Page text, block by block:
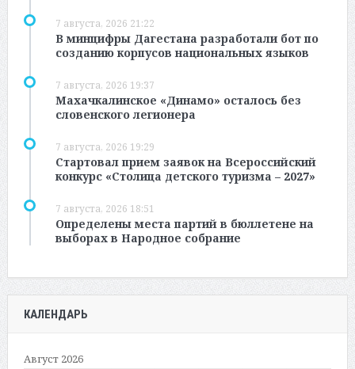
7 августа, 2026 21:22
В минцифры Дагестана разработали бот по
созданию корпусов национальных языков
7 августа, 2026 19:37
Махачкалинское «Динамо» осталось без
словенского легионера
7 августа, 2026 19:29
Стартовал прием заявок на Всероссийский
конкурс «Столица детского туризма – 2027»
7 августа, 2026 18:51
Определены места партий в бюллетене на
выборах в Народное собрание
КАЛЕНДАРЬ
Август 2026